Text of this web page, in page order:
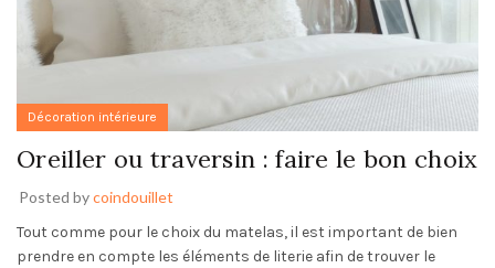
Décoration intérieure
Oreiller ou traversin : faire le bon choix
Posted bycoindouillet
Tout comme pour le choix du matelas, il est important de bien
prendre en compte les éléments de literie afin de trouver le